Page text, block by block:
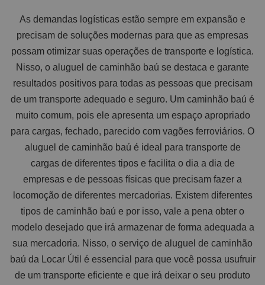
As demandas logísticas estão sempre em expansão e
precisam de soluções modernas para que as empresas
possam otimizar suas operações de transporte e logística.
Nisso, o aluguel de caminhão baú se destaca e garante
resultados positivos para todas as pessoas que precisam
de um transporte adequado e seguro. Um caminhão baú é
muito comum, pois ele apresenta um espaço apropriado
para cargas, fechado, parecido com vagões ferroviários. O
aluguel de caminhão baú é ideal para transporte de
cargas de diferentes tipos e facilita o dia a dia de
empresas e de pessoas físicas que precisam fazer a
locomoção de diferentes mercadorias. Existem diferentes
tipos de caminhão baú e por isso, vale a pena obter o
modelo desejado que irá armazenar de forma adequada a
sua mercadoria. Nisso, o serviço de aluguel de caminhão
baú da Locar Útil é essencial para que você possa usufruir
de um transporte eficiente e que irá deixar o seu produto